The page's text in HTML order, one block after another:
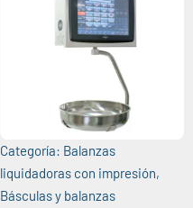
Categoría: Balanzas
liquidadoras con impresión,
Básculas y balanzas